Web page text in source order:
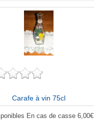
Carafe à vin 75cl
En cas de casse 6,00€